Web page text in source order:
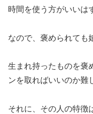
時間を使う方がいいは
なので、褒められても
生まれ持ったものを褒
ンを取ればいいのか難
それに、その人の特徴